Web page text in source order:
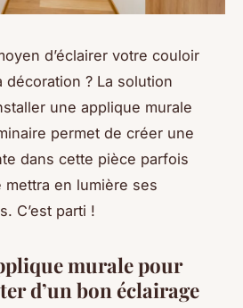
d’éclairer votre couloir
? La solution
une applique murale
permet de créer une
dans cette pièce parfois
en lumière ses
C’est parti !
murale pour
d’un bon éclairage